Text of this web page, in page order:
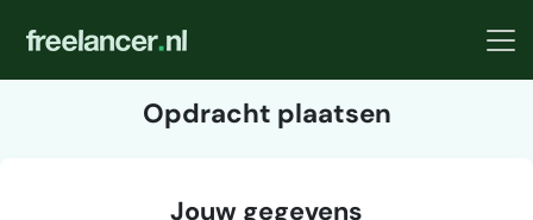
Opdracht plaatsen
Jouw gegevens